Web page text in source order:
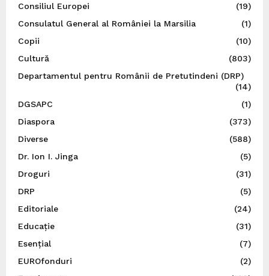
Consiliul Europei
(19)
Consulatul General al României la Marsilia
(1)
Copii
(10)
Cultură
(803)
Departamentul pentru Românii de Pretutindeni (DRP)
(14)
DGSAPC
(1)
Diaspora
(373)
Diverse
(588)
Dr. Ion I. Jinga
(5)
Droguri
(31)
DRP
(5)
Editoriale
(24)
Educație
(31)
Esențial
(7)
EUROfonduri
(2)